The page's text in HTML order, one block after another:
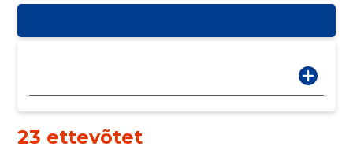
23 ettevõtet